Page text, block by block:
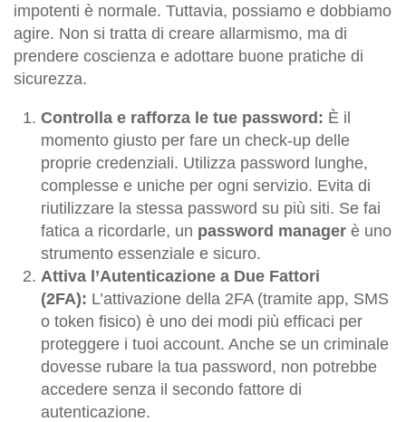
impotenti è normale. Tuttavia, possiamo e dobbiamo
agire. Non si tratta di creare allarmismo, ma di
prendere coscienza e adottare buone pratiche di
sicurezza.
Controlla e rafforza le tue password: È il
momento giusto per fare un check-up delle
proprie credenziali. Utilizza password lunghe,
complesse e uniche per ogni servizio. Evita di
riutilizzare la stessa password su più siti. Se fai
fatica a ricordarle, un password manager è uno
strumento essenziale e sicuro.
Attiva l’Autenticazione a Due Fattori
(2FA): L’attivazione della 2FA (tramite app, SMS
o token fisico) è uno dei modi più efficaci per
proteggere i tuoi account. Anche se un criminale
dovesse rubare la tua password, non potrebbe
accedere senza il secondo fattore di
autenticazione.